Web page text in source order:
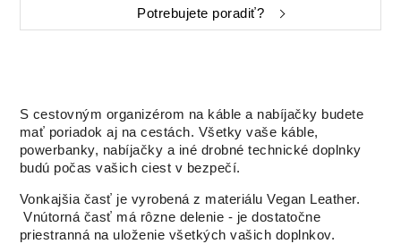
Potrebujete poradiť?
S cestovným organizérom na káble a nabíjačky budete
mať poriadok aj na cestách. Všetky vaše káble,
powerbanky, nabíjačky a iné drobné technické doplnky
budú počas vašich ciest v bezpečí.
Vonkajšia časť je vyrobená z materiálu Vegan Leather.
Vnútorná časť má rôzne delenie - je dostatočne
priestranná na uloženie všetkých vašich doplnkov.